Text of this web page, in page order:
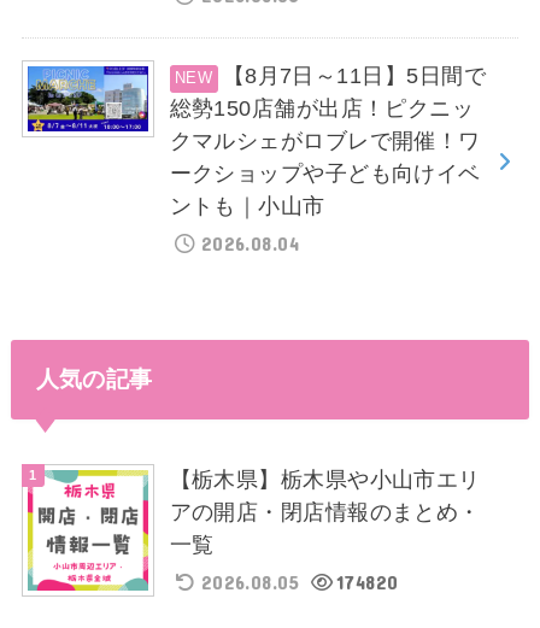
【8月7日～11日】5日間で
総勢150店舗が出店！ピクニッ
クマルシェがロブレで開催！ワ
ークショップや子ども向けイベ
ントも｜小山市
2026.08.04
人気の記事
【栃木県】栃木県や小山市エリ
アの開店・閉店情報のまとめ・
一覧
2026.08.05 174820